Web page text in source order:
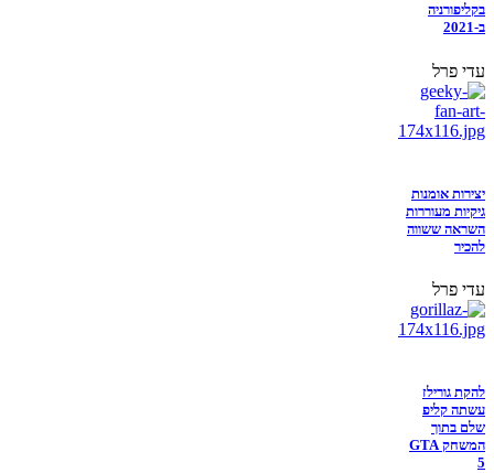
בקליפורניה
ב-2021
עדי פרל
יצירות אומנות
גיקיות מעוררות
השראה ששווה
להכיר
עדי פרל
להקת גורילז
עשתה קליפ
שלם בתוך
המשחק GTA
5